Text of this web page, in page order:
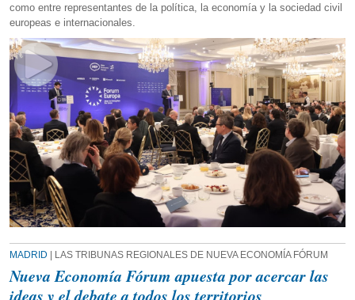
como entre representantes de la política, la economía y la sociedad civil
europeas e internacionales.
MADRID | LAS TRIBUNAS REGIONALES DE NUEVA ECONOMÍA FÓRUM
Nueva Economía Fórum apuesta por acercar las
ideas y el debate a todos los territorios